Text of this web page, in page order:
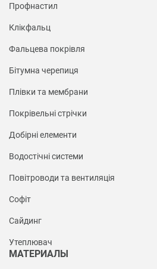
Профнастил
Клікфальц
Фальцева покрівля
Бітумна черепиця
Плівки та мембрани
Покрівельні стрічки
Добірні елементи
Водостічні системи
Повітроводи та вентиляція
Софіт
Сайдинг
Утеплювач
МАТЕРИАЛЫ